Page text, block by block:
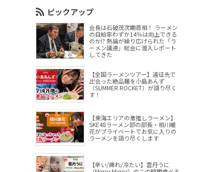
ピックアップ
会長は石破茂次期首相！ ラーメン
の自給率わずか14％は向上できる
のか!? 熱論が繰り広げられた「ラ
ーメン議連」総会に潜入レポート
してきた
【全国ラーメンツアー】遠征先で
出会った絶品麺を小島あんず
（SUMMER ROCKET）が語り尽く
す！
【東海エリアの激推しラーメン】
SKE48ラーメン部の部長・相川暖
花がプライベートでお気に入りの
ラーメンを語り尽くします
【辛い/痺れ/冷たい】雲丹うに